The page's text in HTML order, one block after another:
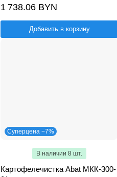
1 738.06 BYN
Добавить в корзину
Суперцена −7%
В наличии 8 шт.
Картофелечистка Abat МКК-300-